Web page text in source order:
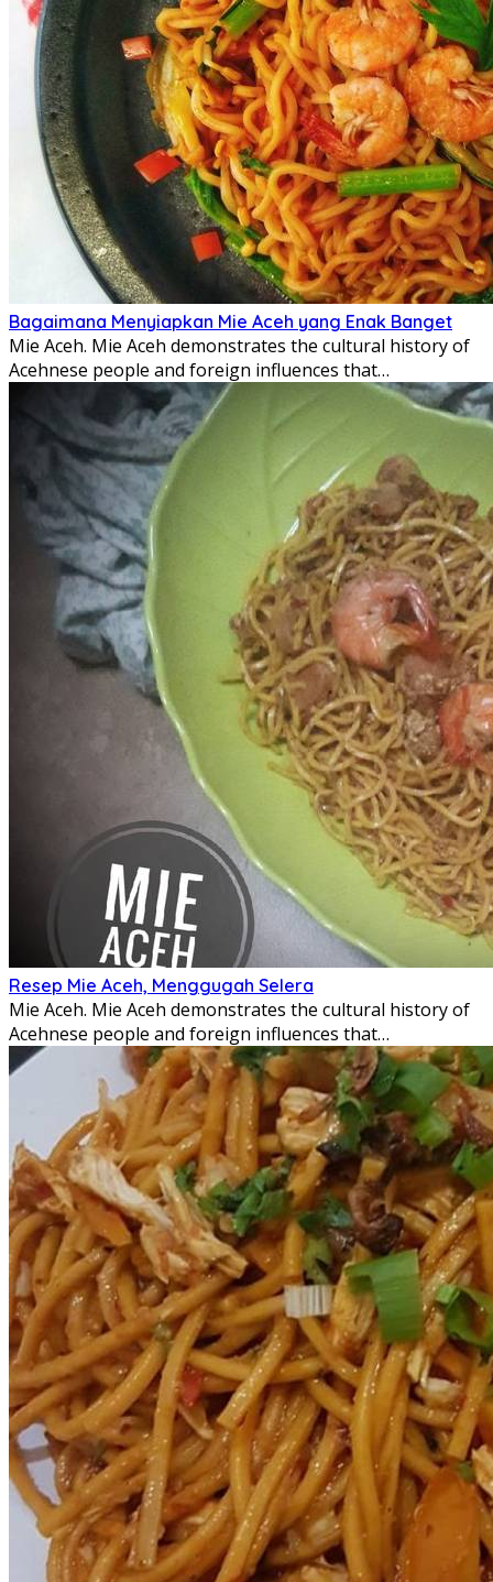
Bagaimana Menyiapkan Mie Aceh yang Enak Banget
Mie Aceh. Mie Aceh demonstrates the cultural history of
Acehnese people and foreign influences that…
Resep Mie Aceh, Menggugah Selera
Mie Aceh. Mie Aceh demonstrates the cultural history of
Acehnese people and foreign influences that…